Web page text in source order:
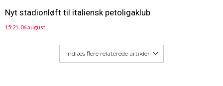
Nyt stadionløft til italiensk petoligaklub
15:21, 06 august
Indlæs flere relaterede artikler